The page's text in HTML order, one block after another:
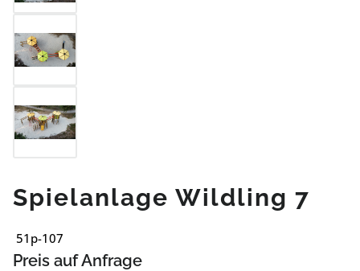
Spielanlage Wildling 7
51p-107
Preis auf Anfrage